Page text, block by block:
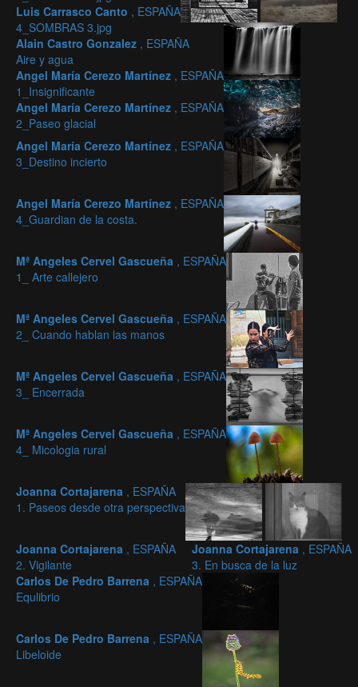
Luis Carrasco Canto , ESPAÑA
4_SOMBRAS 3.jpg
Alain Castro Gonzalez , ESPAÑA
Aire y agua
Angel María Cerezo Martínez , ESPAÑA
1_Insignificante
Angel María Cerezo Martínez , ESPAÑA
2_Paseo glacial
Angel María Cerezo Martínez , ESPAÑA
3_Destino incierto
Angel María Cerezo Martínez , ESPAÑA
4_Guardian de la costa.
Mª Angeles Cervel Gascueña , ESPAÑA
1_ Arte callejero
Mª Angeles Cervel Gascueña , ESPAÑA
2_ Cuando hablan las manos
Mª Angeles Cervel Gascueña , ESPAÑA
3_ Encerrada
Mª Angeles Cervel Gascueña , ESPAÑA
4_ Micologia rural
Joanna Cortajarena , ESPAÑA
1. Paseos desde otra perspectiva
Joanna Cortajarena , ESPAÑA
2. Vigilante
Joanna Cortajarena , ESPAÑA
3. En busca de la luz
Carlos De Pedro Barrena , ESPAÑA
Equlibrio
Carlos De Pedro Barrena , ESPAÑA
Libeloide